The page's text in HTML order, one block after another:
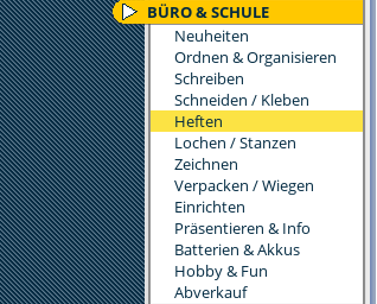
BÜRO & SCHULE
Neuheiten
Ordnen & Organisieren
Schreiben
Schneiden / Kleben
Heften
Lochen / Stanzen
Zeichnen
Verpacken / Wiegen
Einrichten
Präsentieren & Info
Batterien & Akkus
Hobby & Fun
Abverkauf